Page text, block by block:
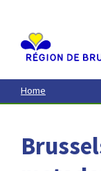
contenu
principal
Home